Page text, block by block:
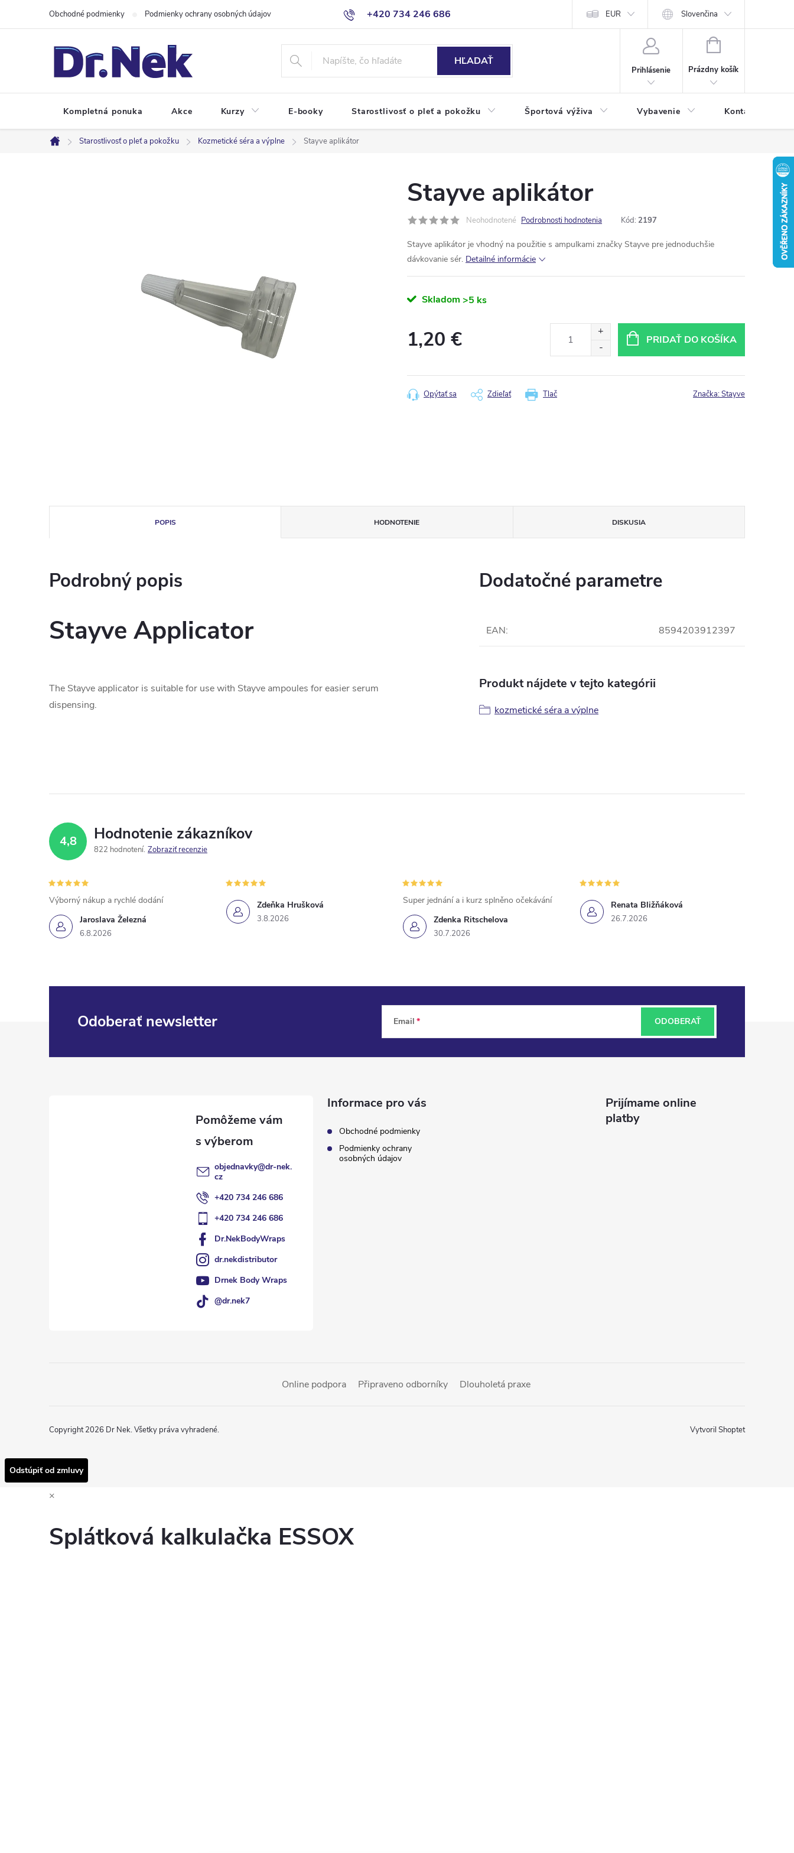
+420 734 246 686
Obchodné podmienky Podmienky ochrany osobných údajov EUR Slovenčina
HĽADAŤ
Prihlásenie
NÁKUPNÝ
Prázdny košík
Kompletná ponuka Akce Kurzy E-booky Starostlivosť o pleť a pokožku Športová výživa Vybavenie Kontakty
Domov
Starostlivosť o pleť a pokožku Kozmetické séra a výplne Stayve aplikátor
Stayve aplikátor
Neohodnotené Podrobnosti hodnotenia Kód: 2197
Stayve aplikátor je vhodný na použitie s ampulkami značky Stayve pre jednoduchšie
dávkovanie sér. Detailné informácie
Skladom >5 ks
1,20 € PRIDAŤ DO KOŠÍKA
Tlač
Opýtať sa Zdieľať Značka:Stayve
POPIS HODNOTENIE DISKUSIA
Podrobný popis
Stayve Applicator
The Stayve applicator is suitable for use with Stayve ampoules for easier serum
dispensing.
Dodatočné parametre
EAN: 8594203912397
Produkt nájdete v tejto kategórii
kozmetické séra a výplne
4,8 Hodnotenie zákazníkov
822 hodnotení Zobraziť recenzie
Jaroslava Železná
6.8.2026
Výborný nákup a rychlé dodání Zdeňka Hrušková
3.8.2026 Zdenka Ritschelova
30.7.2026
Super jednání a i kurz splněno očekávání Renata Bližňáková
26.7.2026
Odoberať newsletter Email ODOBERAŤ
objednavky@dr-nek.
cz
+420 734 246 686
+420 734 246 686
Dr.NekBodyWraps
dr.nekdistributor
Drnek Body Wraps
@dr.nek7
Informace pro vás
Obchodné podmienky
Podmienky ochrany
osobných údajov
Prijímame online
platby
Online podpora Připraveno odborníky Dlouholetá praxe
Vytvoril Shoptet
Copyright 2026 Dr Nek. Všetky práva vyhradené.
Odstúpiť od zmluvy
×
Splátková kalkulačka ESSOX